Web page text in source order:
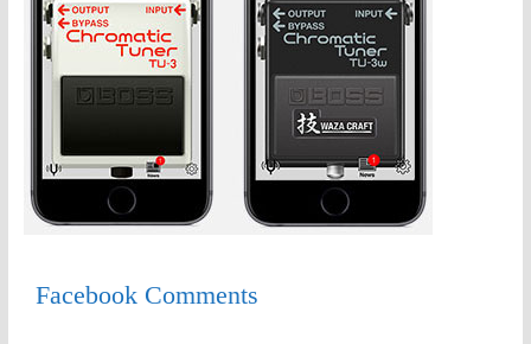
Facebook Comments